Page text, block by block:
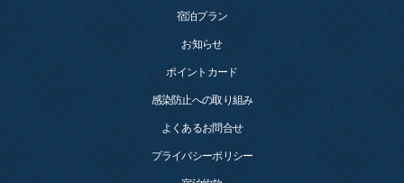
宿泊プラン
お知らせ
ポイントカード
感染防止への取り組み
よくあるお問合せ
プライバシーポリシー